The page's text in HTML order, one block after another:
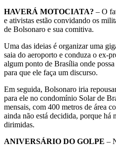
HAVERÁ MOTOCIATA? – O
e ativistas estão convidando os
de Bolsonaro e sua comitiva.
Uma das ideias é organizar uma
saia do aeroporto e conduza o ex-
algum ponto de Brasília onde
para que ele faça um discurso.
Em seguida, Bolsonaro iria
para ele no condomínio Solar de
mensais, com 400 metros de área
ainda não está decidida, porque há
dirimidas.
ANIVERSÁRIO DO GOLPE –